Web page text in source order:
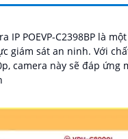
IP POEVP-C2398BP là
an ninh. Với chất lượng hình
camera này sẽ đáp ứng